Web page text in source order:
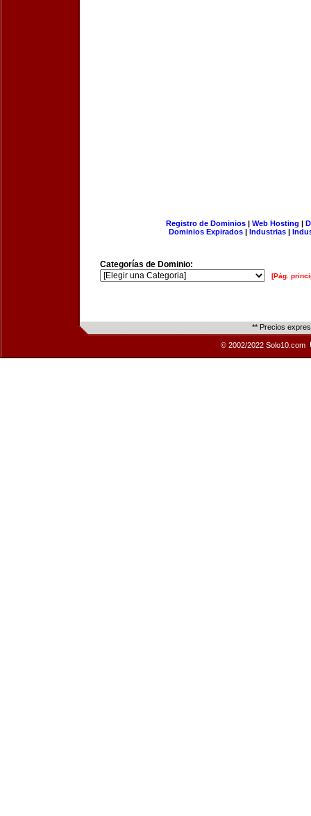
Registro de Dominios| Web Hosting |
Dominios Expirados | Industrias |
Categorías de Dominio:
[Pág.
** Precios
© 2002/2022 Solo10.com